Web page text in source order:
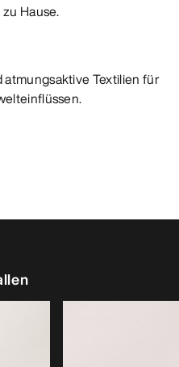
Hause.
Textilien für